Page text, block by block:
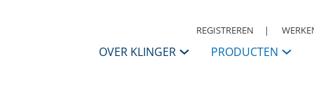
REGISTREREN
OVER KLINGER PRODUCTEN